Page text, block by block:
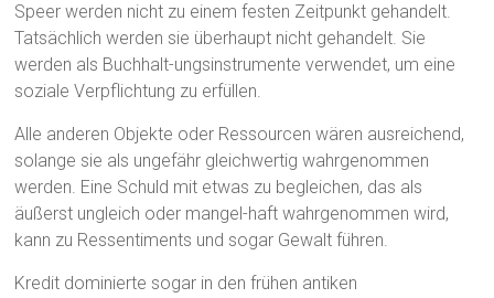
Speer werden nicht zu einem festen Zeitpunkt gehandelt.
Tatsächlich werden sie überhaupt nicht gehandelt. Sie
werden als Buchhalt-ungsinstrumente verwendet, um eine
soziale Verpflichtung zu erfüllen.
Alle anderen Objekte oder Ressourcen wären ausreichend,
solange sie als ungefähr gleichwertig wahrgenommen
werden. Eine Schuld mit etwas zu begleichen, das als
äußerst ungleich oder mangel-haft wahrgenommen wird,
kann zu Ressentiments und sogar Gewalt führen.
Kredit dominierte sogar in den frühen antiken